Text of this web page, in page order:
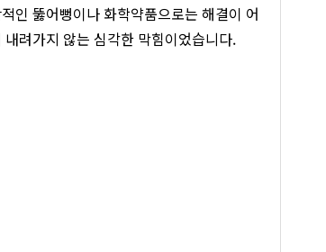
인 뚫어뻥이나 화학약품으로는 해결이 어
려가지 않는 심각한 막힘이었습니다.